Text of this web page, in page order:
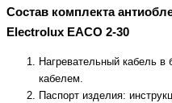
Состав комплекта
Electrolux EACO 2-30
Нагревательный кабель
кабелем.
Паспорт изделия: